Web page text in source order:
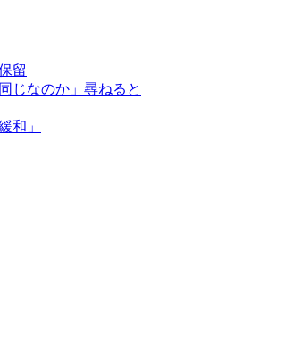
留
じなのか」尋ねると
和」